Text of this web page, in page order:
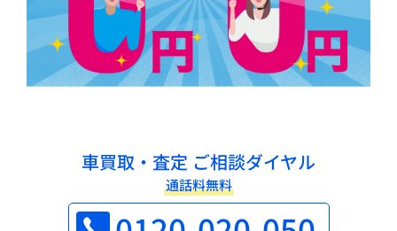
車買取・査定 ご相談ダイヤル
通話料無料